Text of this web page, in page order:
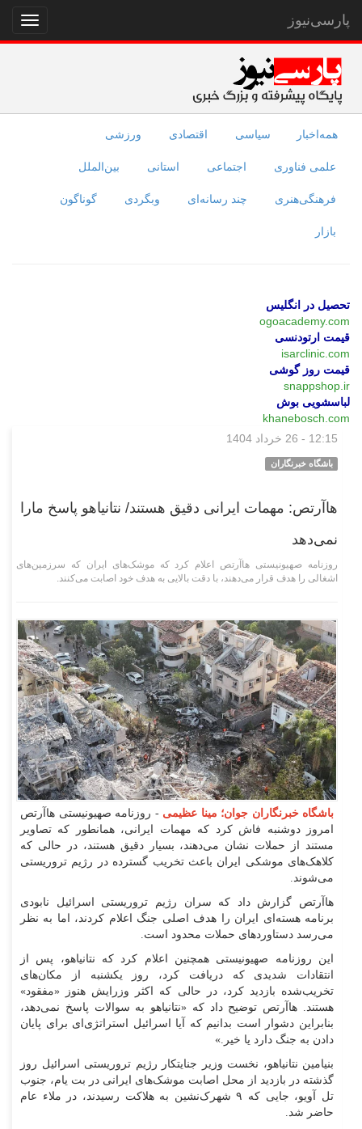
نمایش
منو
پارسی‌نیوز
همه‌اخبار سیاسی اقتصادی ورزشی
علمی فناوری اجتماعی استانی بین‌الملل
فرهنگی‌هنری چند رسانه‌ای وبگردی گوناگون
بازار
تحصیل در انگلیس
ogoacademy.com
قیمت ارتودنسی
isarclinic.com
قیمت روز گوشی
snappshop.ir
لباسشویی بوش
khanebosch.com
12:15 - 26 خرداد 1404
باشگاه خبرنگاران
هاآرتص: مهمات ایرانی دقیق هستند/ نتانیاهو پاسخ مارا
نمی‌دهد
روزنامه صهیونیستی هاآرتص اعلام کرد که موشک‌های ایران که سرزمین‌های
اشغالی را هدف قرار می‌دهند، با دقت بالایی به هدف خود اصابت می‌کنند.
باشگاه خبرنگاران جوان؛ مینا عظیمی- روزنامه صهیونیستی هاآرتص
امروز دوشنبه فاش کرد که مهمات ایرانی، همانطور که تصاویر
مستند از حملات نشان می‌دهند، بسیار دقیق هستند، در حالی که
کلاهک‌های موشکی ایران باعث تخریب گسترده در رژیم تروریستی
می‌شوند.
هاآرتص گزارش داد که سران رژیم تروریستی اسرائیل نابودی
برنامه هسته‌ای ایران را هدف اصلی جنگ اعلام کردند، اما به نظر
می‌رسد دستاورد‌های حملات محدود است.
این روزنامه صهیونیستی همچنین اعلام کرد که نتانیاهو، پس از
انتقادات شدیدی که دریافت کرد، روز یکشنبه از مکان‌های
تخریب‌شده بازدید کرد، در حالی که اکثر وزرایش هنوز «مفقود»
هستند. هاآرتص توضیح داد که «نتانیاهو به سوالات پاسخ نمی‌دهد،
بنابراین دشوار است بدانیم که آیا اسرائیل استراتژی‌ای برای پایان
دادن به جنگ دارد یا خیر.»
بنیامین نتانیاهو، نخست وزیر جنایتکار رژیم تروریستی اسرائیل روز
گذشته در بازدید از محل اصابت موشک‌های ایرانی در بت یام، جنوب
تل آویو، جایی که ۹ شهرک‌نشین به هلاکت رسیدند، در ملاء عام
حاضر شد.